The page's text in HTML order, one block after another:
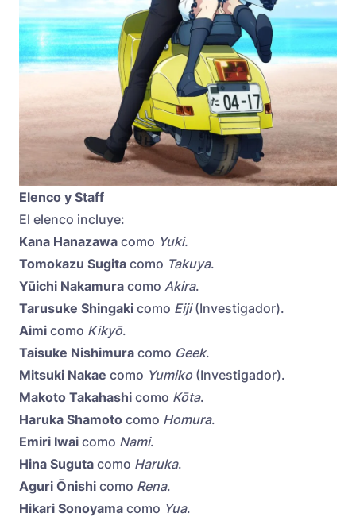
Elenco y Staff
El elenco incluye:
Kana Hanazawa como Yuki.
Tomokazu Sugita como Takuya.
Yūichi Nakamura como Akira.
Tarusuke Shingaki como Eiji(Investigador).
Aimi como Kikyō.
Taisuke Nishimura como Geek.
Mitsuki Nakae como Yumiko (Investigador).
Makoto Takahashi como Kōta.
Haruka Shamoto como Homura.
Emiri Iwai como Nami.
Hina Suguta como Haruka.
Aguri Ōnishi como Rena.
Hikari Sonoyama como Yua.